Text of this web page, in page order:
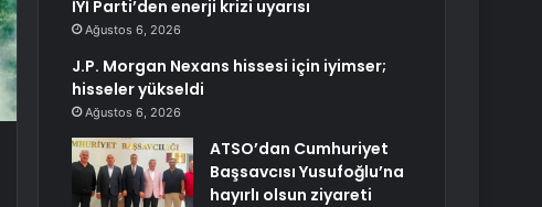
İYİ Parti’den enerji krizi uyarısı
Ağustos 6, 2026
J.P. Morgan Nexans hissesi için iyimser;
hisseler yükseldi
Ağustos 6, 2026
ATSO’dan Cumhuriyet
Başsavcısı Yusufoğlu’na
hayırlı olsun ziyareti